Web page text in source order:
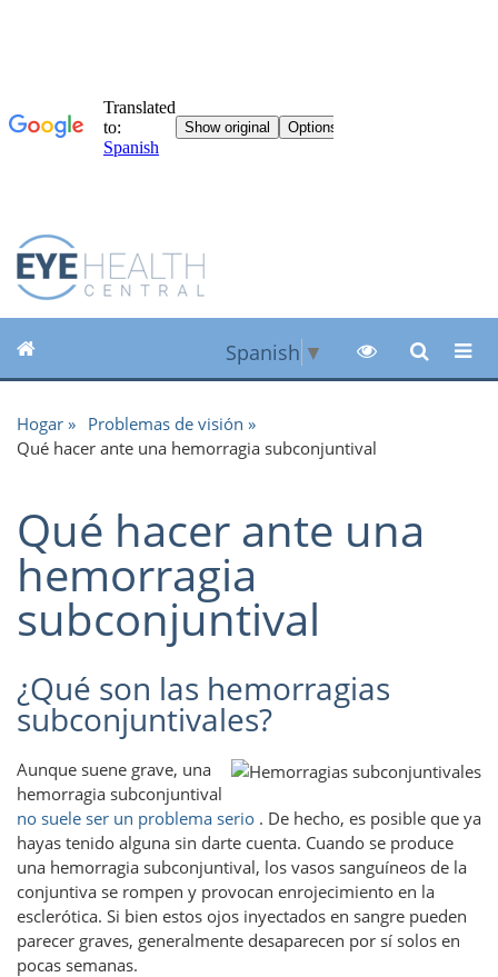
Spanish ▼
Hogar
Problemas de visión
Qué hacer ante una hemorragia subconjuntival
Qué hacer ante una
hemorragia
subconjuntival
¿Qué son las hemorragias
subconjuntivales?
Aunque suene grave, una
hemorragia subconjuntival
no suele ser un problema serio . De hecho, es posible que ya
hayas tenido alguna sin darte cuenta. Cuando se produce
una hemorragia subconjuntival, los vasos sanguíneos de la
conjuntiva se rompen y provocan enrojecimiento en la
esclerótica. Si bien estos ojos inyectados en sangre pueden
parecer graves, generalmente desaparecen por sí solos en
pocas semanas.